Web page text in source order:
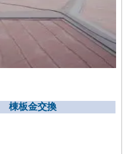
棟板金交換